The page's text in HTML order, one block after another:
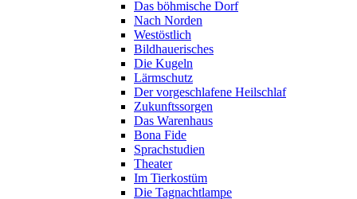
Das böhmische Dorf
Nach Norden
Westöstlich
Bildhauerisches
Die Kugeln
Lärmschutz
Der vorgeschlafene Heilschlaf
Zukunftssorgen
Das Warenhaus
Bona Fide
Sprachstudien
Theater
Im Tierkostüm
Die Tagnachtlampe